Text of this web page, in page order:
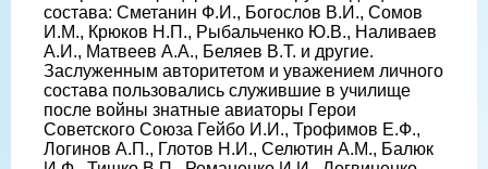
состава: Сметанин Ф.И., Богослов В.И., Сомов
И.М., Крюков Н.П., Рыбальченко Ю.В., Наливаев
А.И., Матвеев А.А., Беляев В.Т. и другие.
Заслуженным авторитетом и уважением личного
состава пользовались служившие в училище
после войны знатные авиаторы Герои
Советского Союза Гейбо И.И., Трофимов Е.Ф.,
Логинов А.П., Глотов Н.И., Селютин А.М., Балюк